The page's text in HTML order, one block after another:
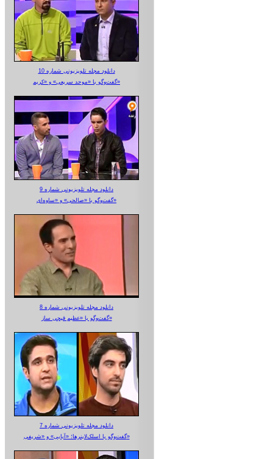
دانلود مجله تلویزیونی شماره 10
گفت‌وگو با «موحد سریعی» و «کریم»
دانلود مجله تلویزیونی شماره 9
گفت‌وگو با «صالحی» و «ساوه‌ای»
دانلود مجله تلویزیونی شماره 8
گفت‌وگو با «عظیم قیچی ساز»
دانلود مجله تلویزیونی شماره 7
گفت‌وگو با اسلک‌لاینرها؛ «آبایی» و «شریفی»